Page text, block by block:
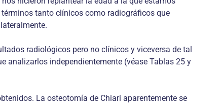
tanto clínicos como radiográficos que
radiológicos pero no clínicos y viceversa de tal
analizarlos independientemente (véase Tablas 25 y
La osteotomía de Chiari aparentemente se